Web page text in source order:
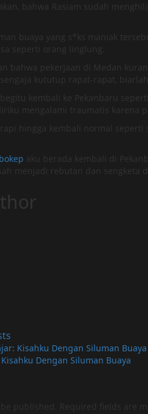
bahwa Rasiam sudah
buaya yang s*ks maniak
seperti orang linglung.
bahwa pekerjaan di Medan
kututup rapat-rapat,
kembali ke Pekanbaru
mengalami traumatis karena
hingga kembali normal seperti
bokep aku berada kembali di
menjadi rebutan dan sengketa
Kisahku Dengan Siluman Buaya
Dengan Siluman Buaya
published. Required fields are